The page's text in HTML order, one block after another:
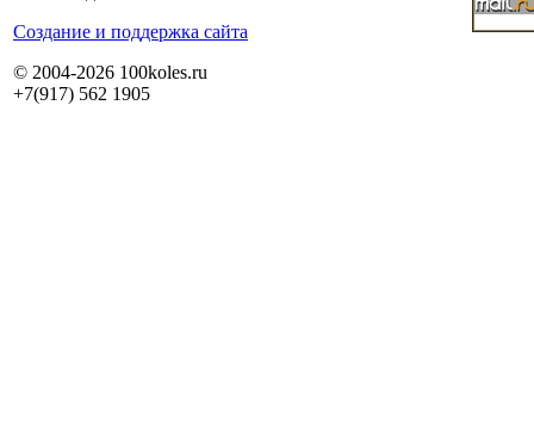
Cоздание и поддержка сайта
© 2004-2026 100koles.ru
+7(917) 562 1905